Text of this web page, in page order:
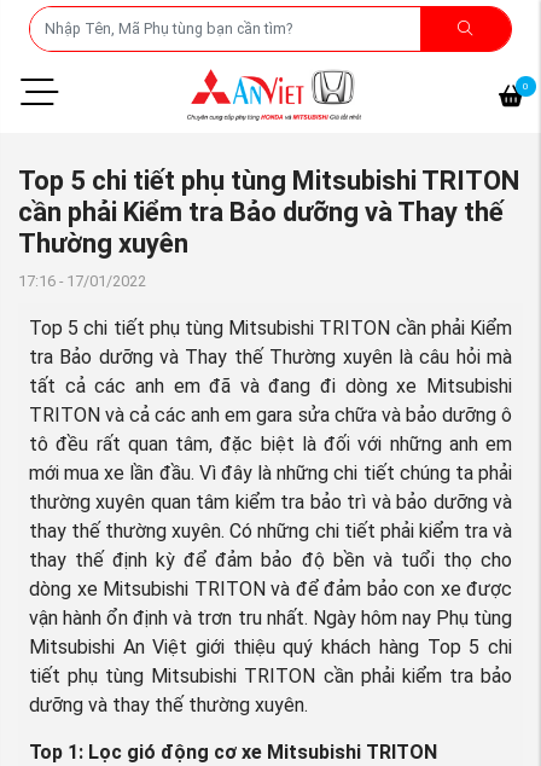
0
Top 5 chi tiết phụ tùng Mitsubishi TRITON
cần phải Kiểm tra Bảo dưỡng và Thay thế
Thường xuyên
17:16 - 17/01/2022
Top 5 chi tiết phụ tùng Mitsubishi TRITON cần phải Kiểm
tra Bảo dưỡng và Thay thế Thường xuyên là câu hỏi mà
tất cả các anh em đã và đang đi dòng xe Mitsubishi
TRITON và cả các anh em gara sửa chữa và bảo dưỡng ô
tô đều rất quan tâm, đặc biệt là đối với những anh em
mới mua xe lần đầu. Vì đây là những chi tiết chúng ta phải
thường xuyên quan tâm kiểm tra bảo trì và bảo dưỡng và
thay thế thường xuyên. Có những chi tiết phải kiểm tra và
thay thế định kỳ để đảm bảo độ bền và tuổi thọ cho
dòng xe Mitsubishi TRITON và để đảm bảo con xe được
vận hành ổn định và trơn tru nhất. Ngày hôm nay Phụ tùng
Mitsubishi An Việt giới thiệu quý khách hàng Top 5 chi
tiết phụ tùng Mitsubishi TRITON cần phải kiểm tra bảo
dưỡng và thay thế thường xuyên.
Top 1: Lọc gió động cơ xe Mitsubishi TRITON